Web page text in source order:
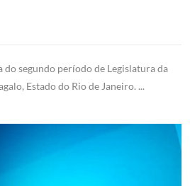
do segundo período de Legislatura da
Estado do Rio de Janeiro. ...